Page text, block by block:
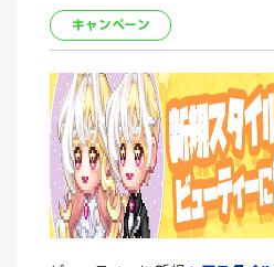
キャンペーン